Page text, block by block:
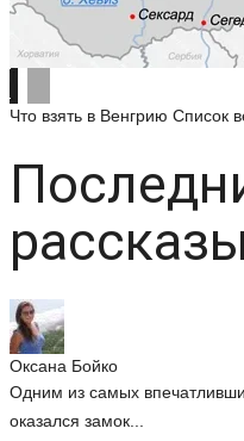
Что взять в Венгрию Список
рассказы
Оксана Бойко
Одним из самых
оказался замок...